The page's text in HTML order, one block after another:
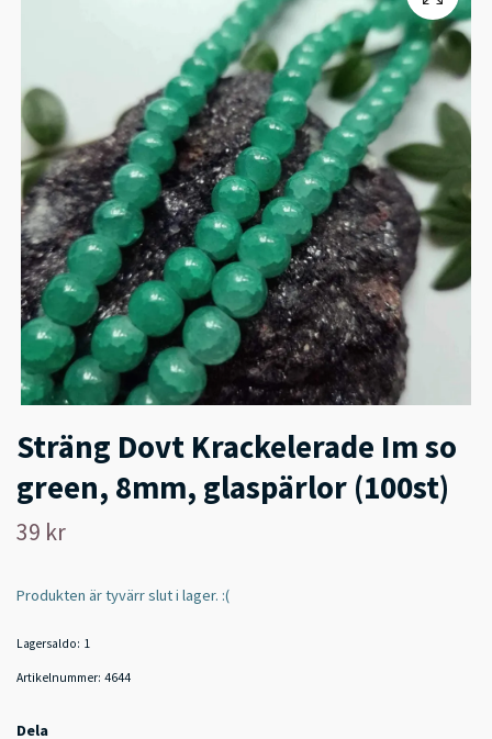
Sträng Dovt Krackelerade Im so
green, 8mm, glaspärlor (100st)
39 kr
Produkten är tyvärr slut i lager. :(
Lagersaldo: 1
Artikelnummer: 4644
Dela